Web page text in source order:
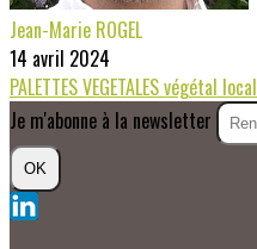
Jean-Marie ROGEL
14 avril 2024
PALETTES VEGETALESvégétal local
Je m'abonne à la newsletter
OK